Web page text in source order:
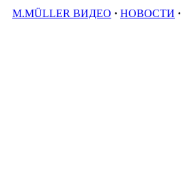
M.MÜLLER ВИДЕО · НОВОСТИ ·